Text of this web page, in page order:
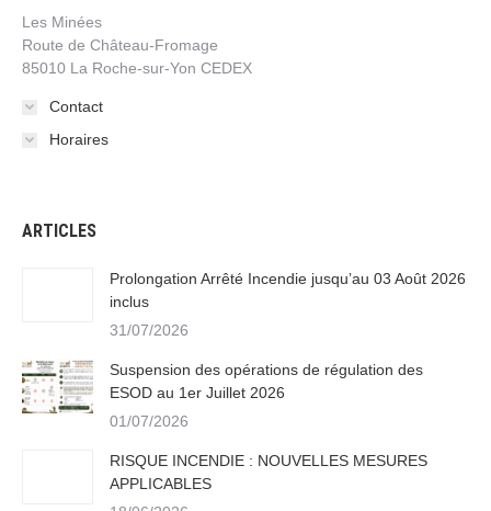
Les Minées
Route de Château-Fromage
85010 La Roche-sur-Yon CEDEX
Contact
Horaires
ARTICLES
Prolongation Arrêté Incendie jusqu’au 03 Août 2026
inclus
31/07/2026
Suspension des opérations de régulation des
ESOD au 1er Juillet 2026
01/07/2026
RISQUE INCENDIE : NOUVELLES MESURES
APPLICABLES